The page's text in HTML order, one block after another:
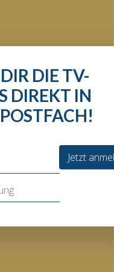
DIR DIE TV-
DIREKT IN
Jetzt